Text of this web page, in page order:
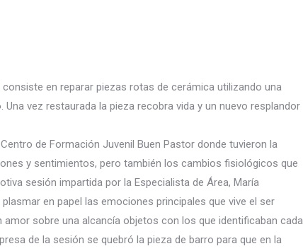
en reparar piezas rotas de cerámica utilizando una
vez restaurada la pieza recobra vida y un nuevo resplandor
de Formación Juvenil Buen Pastor donde tuvieron la
y sentimientos, pero también los cambios fisiológicos que
sesión impartida por la Especialista de Área, María
en papel las emociones principales que vive el ser
sobre una alcancía objetos con los que identificaban cada
de la sesión se quebró la pieza de barro para que en la